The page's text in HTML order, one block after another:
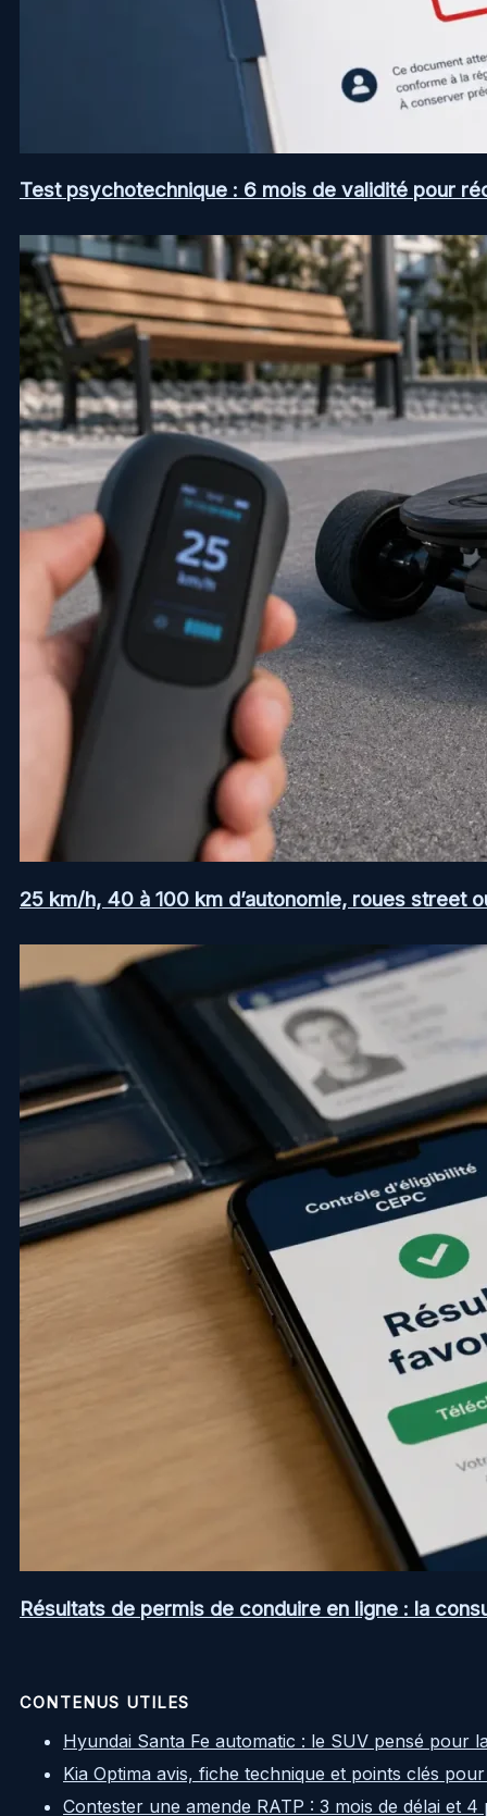
Test psychotechnique : 6 mois de validité pour
25 km/h, 40 à 100 km d’autonomie, roues street
Résultats de permis de conduire en ligne : la
CONTENUS UTILES
Hyundai Santa Fe automatic : le SUV pensé pour
Kia Optima avis, fiche technique et points clés
Contester une amende RATP : 3 mois de délai et